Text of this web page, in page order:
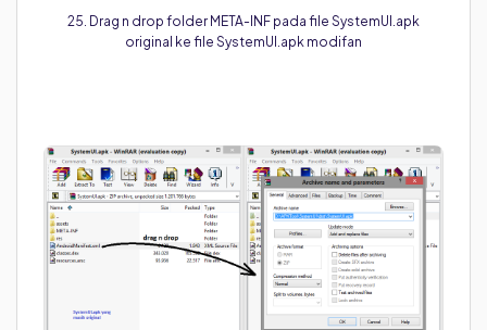
25. Drag n drop folder META-INF pada file SystemUI.apk
original ke file SystemUI.apk modifan